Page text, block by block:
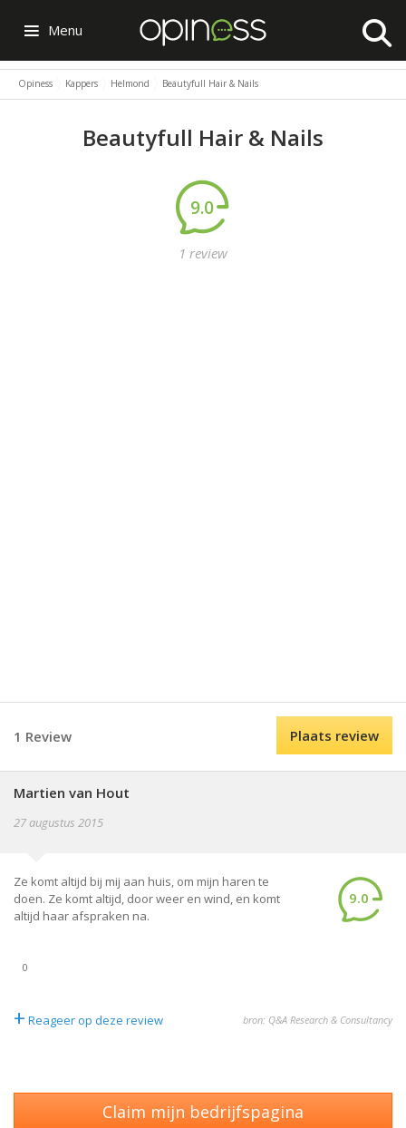
Menu
Opiness Kappers Helmond Beautyfull Hair & Nails
Beautyfull Hair & Nails
9.0
1 review
1 Review Plaats review
Martien van Hout
27 augustus 2015
Ze komt altijd bij mij aan huis, om mijn haren te
doen. Ze komt altijd, door weer en wind, en komt
altijd haar afspraken na.
9.0
0
+ Reageer op deze review bron: Q&A Research & Consultancy
Claim mijn bedrijfspagina